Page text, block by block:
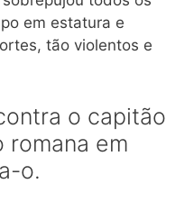
em estatura e
tão violentos e
o capitão
romana em
o.